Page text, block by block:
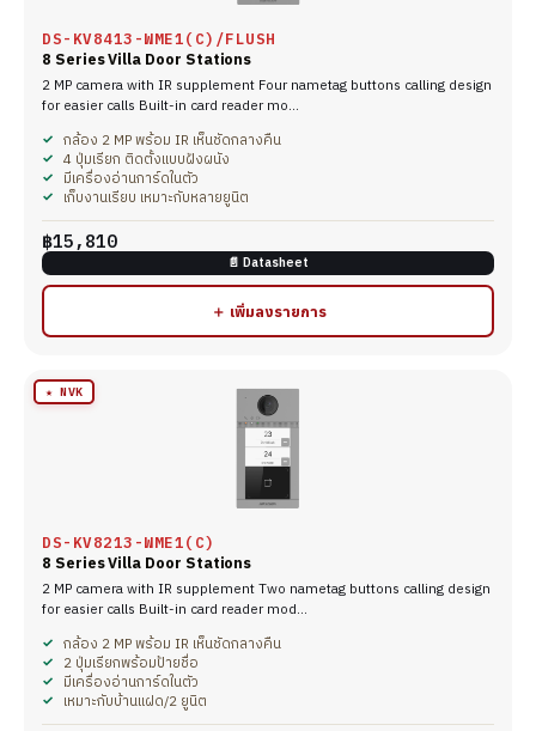
DS-KV8413-WME1(C)/FLUSH
8 Series Villa Door Stations
2 MP camera with IR supplement Four nametag buttons calling design
for easier calls Built-in card reader mo…
กล้อง 2 MP พร้อม IR เห็นชัดกลางคืน
4 ปุ่มเรียก ติดตั้งแบบฝังผนัง
มีเครื่องอ่านการ์ดในตัว
เก็บงานเรียบ เหมาะกับหลายยูนิต
฿15,810
📄 Datasheet
＋ เพิ่มลงรายการ
★ NVK
DS-KV8213-WME1(C)
8 Series Villa Door Stations
2 MP camera with IR supplement Two nametag buttons calling design
for easier calls Built-in card reader mod…
กล้อง 2 MP พร้อม IR เห็นชัดกลางคืน
2 ปุ่มเรียกพร้อมป้ายชื่อ
มีเครื่องอ่านการ์ดในตัว
เหมาะกับบ้านแฝด/2 ยูนิต